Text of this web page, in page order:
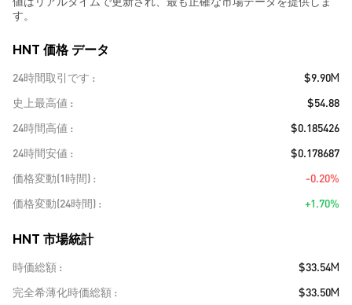
す。
HNT 価格 データ
24時間取引です
$9.90M
史上最高値
$54.88
24時間高値
$0.185426
24時間安値
$0.178687
価格変動(1時間)
-0.20%
価格変動(24時間)
+1.70%
HNT 市場統計
時価総額
$33.54M
完全希薄化時価総額
$33.50M